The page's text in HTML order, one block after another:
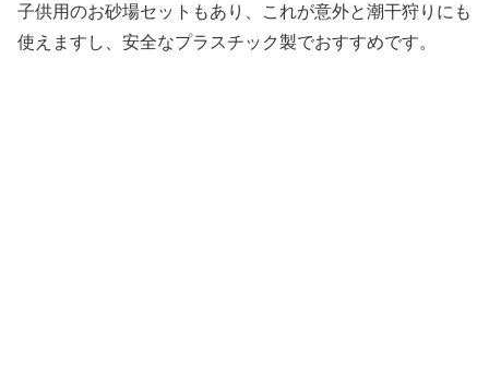
子供用のお砂場セットもあり、これが意外と潮干狩りにも
使えますし、安全なプラスチック製でおすすめです。